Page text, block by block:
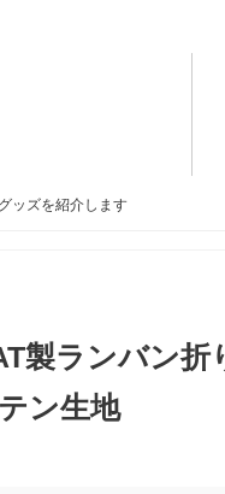
ッズを紹介します
製ランバン
ン生地